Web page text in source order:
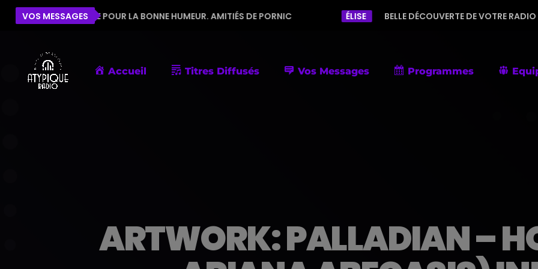
VOS MESSAGES
POUR LA BONNE HUMEUR. AMITIÉS DE PORNIC ÉLISE BELLE DÉCOUVERTE DE VOTRE RADIO AVEC UNE
Accueil Titres Diffusés Vos Messages Programmes
ARTWORK: PALLADIAN –